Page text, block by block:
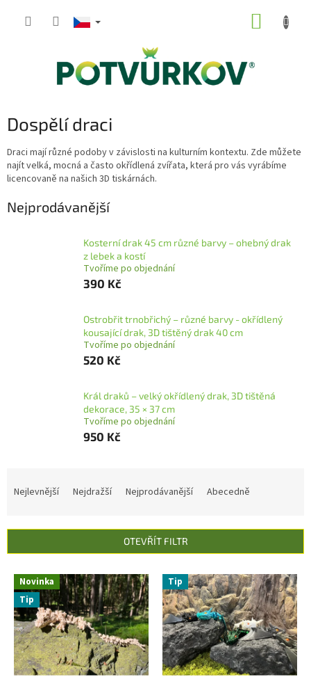
Dospělí draci
Draci mají různé podoby v závislosti na kulturním kontextu. Zde můžete
najít velká, mocná a často okřídlená zvířata, která pro vás vyrábíme
licencovaně na našich 3D tiskárnách.
Nejprodávanější
Kosterní drak 45 cm různé barvy – ohebný drak
z lebek a kostí
Tvoříme po objednání
390 Kč
Ostrobřit trnobřichý – různé barvy - okřídlený
kousající drak, 3D tištěný drak 40 cm
Tvoříme po objednání
520 Kč
Král draků – velký okřídlený drak, 3D tištěná
dekorace, 35 × 37 cm
Tvoříme po objednání
950 Kč
í
Nejlevnější Nejdražší Nejprodávanější Abecedně
OTEVŘÍT FILTR
V
p
p
Novinka
Tip
Tip